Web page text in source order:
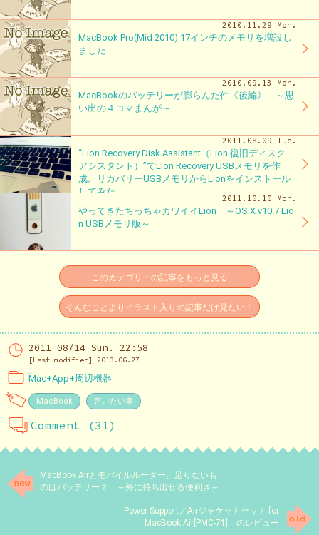
2010.11.29 Mon.
MacBook Pro(Mid 2010) 17インチのメモリを増設し
ました
2010.09.13 Mon.
MacBookのバッテリーが膨らんだ件《後編》 ～思
い出の４コマまんが～
2011.08.09 Tue.
“Lion Recovery Disk Assistant（Lion 復旧ディスク
アシスタント）”でLion Recovery USBメモリを作
成。リカバリーUSBメモリからLionをインストール
してみた
2011.10.10 Mon.
やってきたちっちゃカワイイLion ～OS X v10.7 Lio
n USBメモリ版～
このカテゴリーの記事をもっと見る
そんなことよりイラスト入りの記事だけ見たい！
2011 08/14 Sun. 22:58
[Last modified] 2013.06.27
Mac+App+周辺機器
MacBook 言いたい事
Comment (31)
MacBook Airとモバイルルーター、足りないも
のはバッテリー？ ～外に持ち出せる便利さ～
Power Support／Airジャケットセット for
MacBook Air[PMC-71] のレビュー